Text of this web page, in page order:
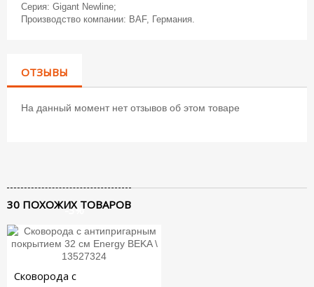
Серия: Gigant Newline;
Производство компании: BAF, Германия.
ОТЗЫВЫ
На данный момент нет отзывов об этом товаре
30 ПОХОЖИХ ТОВАРОВ
Сковорода с
-3%